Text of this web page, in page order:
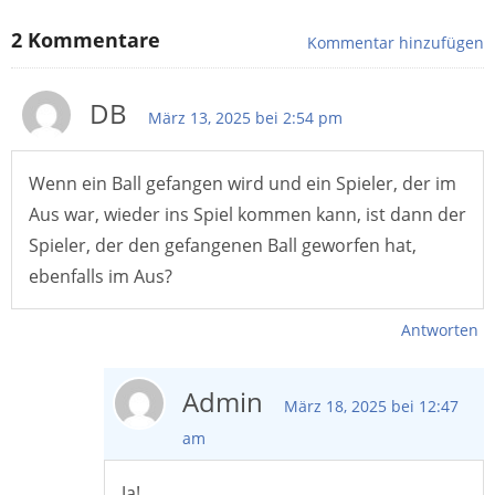
2 Kommentare Kommentar hinzufügen
DB März 13, 2025 bei 2:54 pm
Wenn ein Ball gefangen wird und ein Spieler, der im
Aus war, wieder ins Spiel kommen kann, ist dann der
Spieler, der den gefangenen Ball geworfen hat,
ebenfalls im Aus?
Antworten
Admin
März 18, 2025 bei 12:47
am